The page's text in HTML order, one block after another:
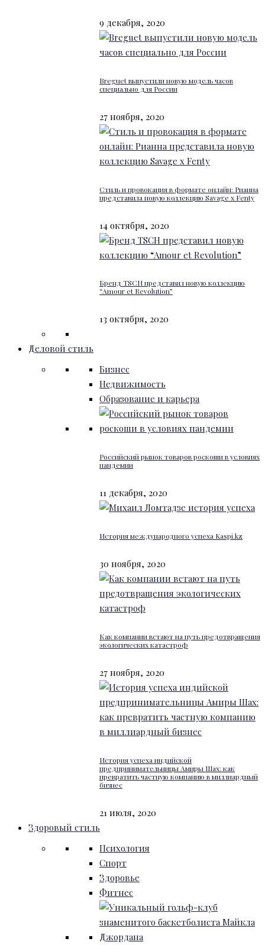
9 декабря, 2020
Breguet выпустили новую модель часов
специально для России
27 ноября, 2020
Стиль и провокация в формате онлайн: Рианна
представила новую коллекцию Savage x Fenty
14 октября, 2020
Бренд TSCH представил новую коллекцию
“Amour et Revolution”
13 октября, 2020
Деловой стиль
Бизнес
Недвижимость
Образование и карьера
Российский рынок товаров роскоши в условиях
пандемии
11 декабря, 2020
История международного успеха Kaspi.kz
30 ноября, 2020
Как компании встают на путь предотвращения
экологических катастроф
27 ноября, 2020
История успеха индийской
предпринимательницы Амиры Шах: как
превратить частную компанию в миллиардный
бизнес
21 июля, 2020
Здоровый стиль
Психология
Спорт
Здоровье
Фитнес